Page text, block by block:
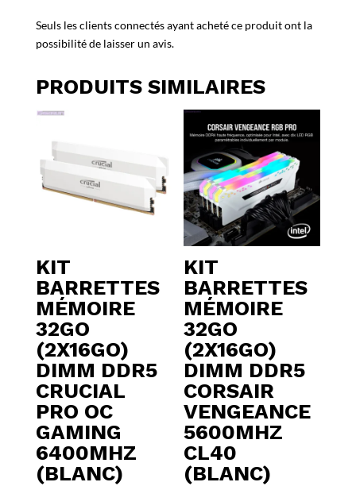
Seuls les clients connectés ayant acheté ce produit ont la
possibilité de laisser un avis.
PRODUITS SIMILAIRES
KIT
BARRETTES
MÉMOIRE
32GO
(2X16GO)
DIMM DDR5
CRUCIAL
PRO OC
GAMING
6400MHZ
(BLANC)
KIT
BARRETTES
MÉMOIRE
32GO
(2X16GO)
DIMM DDR5
CORSAIR
VENGEANCE
5600MHZ
CL40
(BLANC)